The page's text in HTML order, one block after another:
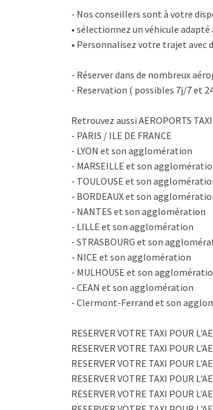
- Nos conseillers sont à votre
• sélectionnez un véhicule adapté
• Personnalisez votre trajet avec
- Réserver dans de nombreux
- Reservation ( possibles 7j/7 et
Retrouvez aussi AEROPORTS
- PARIS / ILE DE FRANCE
- LYON et son agglomération
- MARSEILLE et son
- TOULOUSE et son
- BORDEAUX et son
- NANTES et son agglomération
- LILLE et son agglomération
- STRASBOURG et son
- NICE et son agglomération
- MULHOUSE et son
- CEAN et son agglomération
- Clermont-Ferrand et son
RESERVER VOTRE TAXI POUR
RESERVER VOTRE TAXI POUR
RESERVER VOTRE TAXI POUR
RESERVER VOTRE TAXI POUR
RESERVER VOTRE TAXI POUR